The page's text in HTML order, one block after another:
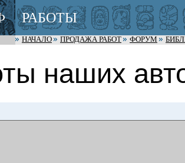
РАБОТЫ
НАЧАЛО ПРОДАЖА РАБОТ ФОРУМ
наших